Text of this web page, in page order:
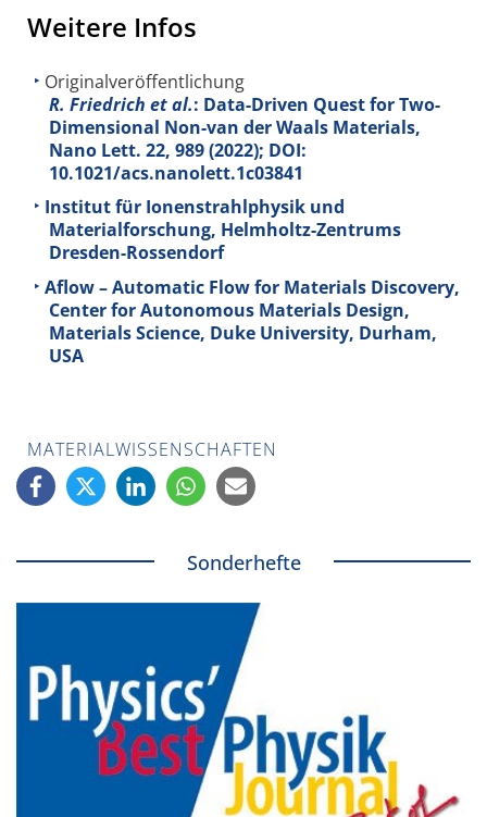
Weitere Infos
Originalveröffentlichung
R. Friedrich et al.: Data-Driven Quest for Two-
Dimensional Non-van der Waals Materials,
Nano Lett. 22, 989 (2022); DOI:
10.1021/acs.nanolett.1c03841
Institut für Ionenstrahlphysik und
Materialforschung, Helmholtz-Zentrums
Dresden-Rossendorf
Aflow – Automatic Flow for Materials Discovery,
Center for Autonomous Materials Design,
Materials Science, Duke University, Durham,
USA
MATERIALWISSENSCHAFTEN
Sonderhefte